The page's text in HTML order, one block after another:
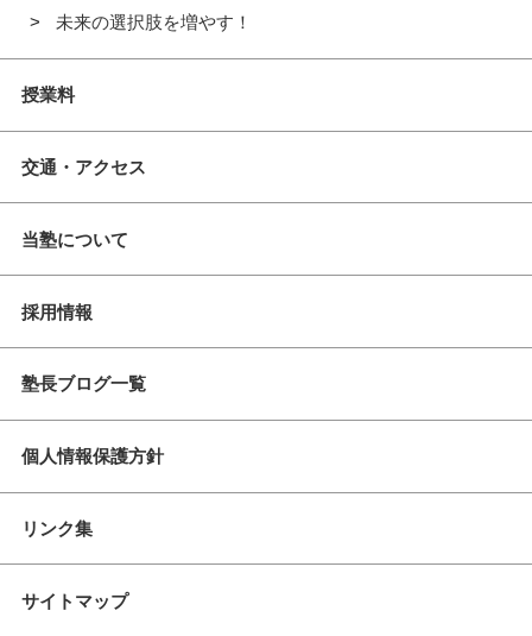
未来の選択肢を増やす！
授業料
交通・アクセス
当塾について
採用情報
塾長ブログ一覧
個人情報保護方針
リンク集
サイトマップ